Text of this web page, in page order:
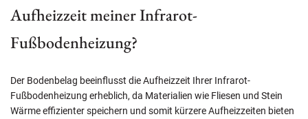
Aufheizzeit meiner Infrarot-
Fußbodenheizung?
Der Bodenbelag beeinflusst die Aufheizzeit Ihrer Infrarot-
Fußbodenheizung erheblich, da Materialien wie Fliesen und Stein
Wärme effizienter speichern und somit kürzere Aufheizzeiten bieten